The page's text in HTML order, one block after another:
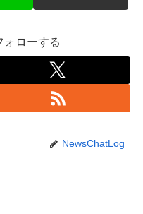
ォローする
NewsChatLog